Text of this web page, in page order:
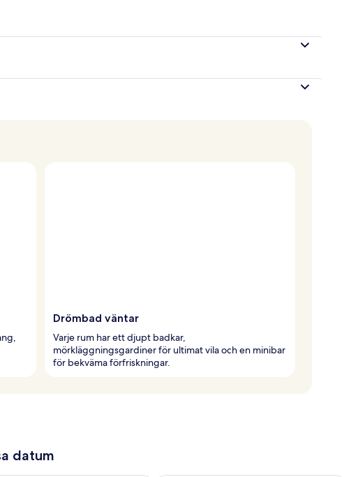
Drömbad väntar
Varje rum har ett djupt badkar,
mörkläggningsgardiner för ultimat vila och en minibar
för bekväma förfriskningar.
datum